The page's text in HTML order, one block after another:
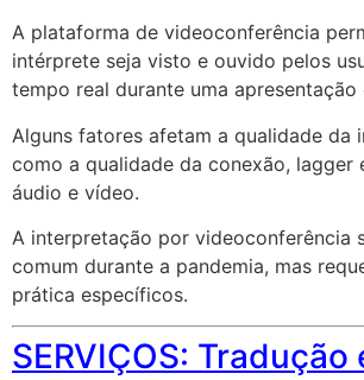
A plataforma de videoconferência
intérprete seja visto e ouvido pelos
tempo real durante uma apresentação
Alguns fatores afetam a qualidade da
como a qualidade da conexão, lagger
áudio e vídeo.
A interpretação por videoconferência
comum durante a pandemia, mas
prática específicos.
SERVIÇOS: Tradução